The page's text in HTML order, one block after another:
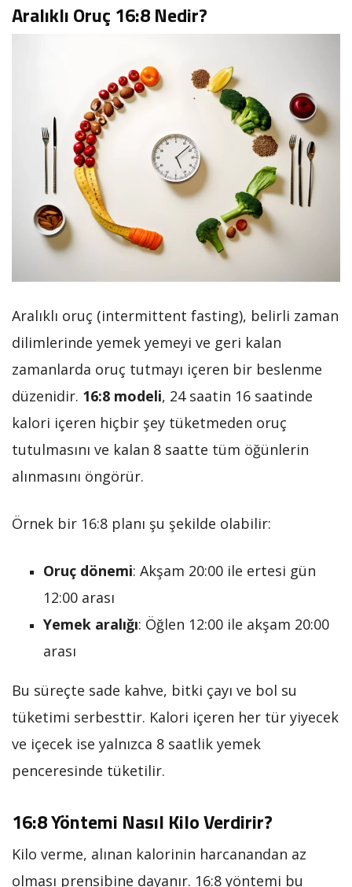
Aralıklı Oruç 16:8 Nedir?
Aralıklı oruç (intermittent fasting), belirli zaman
dilimlerinde yemek yemeyi ve geri kalan
zamanlarda oruç tutmayı içeren bir beslenme
düzenidir. 16:8 modeli, 24 saatin 16 saatinde
kalori içeren hiçbir şey tüketmeden oruç
tutulmasını ve kalan 8 saatte tüm öğünlerin
alınmasını öngörür.
Örnek bir 16:8 planı şu şekilde olabilir:
Oruç dönemi: Akşam 20:00 ile ertesi gün
12:00 arası
Yemek aralığı: Öğlen 12:00 ile akşam 20:00
arası
Bu süreçte sade kahve, bitki çayı ve bol su
tüketimi serbesttir. Kalori içeren her tür yiyecek
ve içecek ise yalnızca 8 saatlik yemek
penceresinde tüketilir.
16:8 Yöntemi Nasıl Kilo Verdirir?
Kilo verme, alınan kalorinin harcanandan az
olması prensibine dayanır. 16:8 yöntemi bu